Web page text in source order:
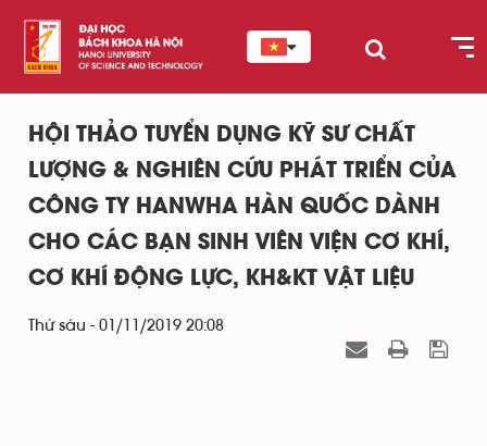
HỘI THẢO TUYỂN DỤNG KỸ SƯ CHẤT
LƯỢNG & NGHIÊN CỨU PHÁT TRIỂN CỦA
CÔNG TY HANWHA HÀN QUỐC DÀNH
CHO CÁC BẠN SINH VIÊN VIỆN CƠ KHÍ,
CƠ KHÍ ĐỘNG LỰC, KH&KT VẬT LIỆU
Thứ sáu - 01/11/2019 20:08